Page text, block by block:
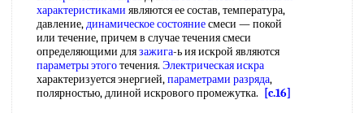
характеристиками являются ее состав, температура,
давление,динамическое состояниесмеси — покой
или течение, причем в случае течения смеси
определяющими длязажига-ь ия искрой являются
параметры этоготечения. Электрическая искра
характеризуется энергией,параметрами разряда,
полярностью, длиной искрового промежутка.
[c.16]